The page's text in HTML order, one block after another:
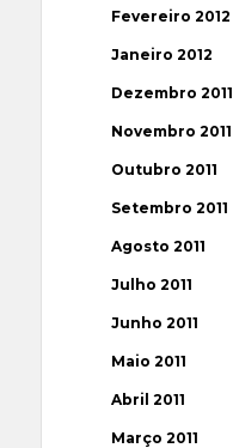
Fevereiro 2012
Janeiro 2012
Dezembro 2011
Novembro 2011
Outubro 2011
Setembro 2011
Agosto 2011
Julho 2011
Junho 2011
Maio 2011
Abril 2011
Março 2011